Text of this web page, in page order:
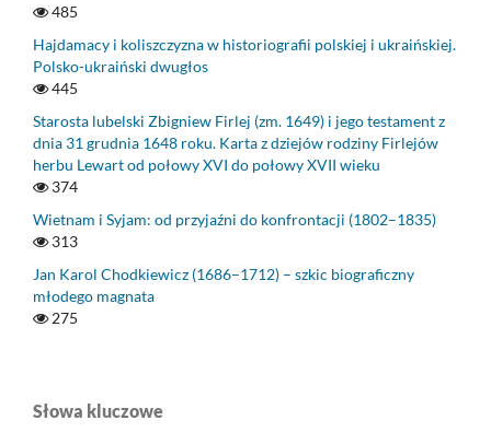
485
Hajdamacy i koliszczyzna w historiografii polskiej i ukraińskiej.
Polsko-ukraiński dwugłos
445
Starosta lubelski Zbigniew Firlej (zm. 1649) i jego testament z
dnia 31 grudnia 1648 roku. Karta z dziejów rodziny Firlejów
herbu Lewart od połowy XVI do połowy XVII wieku
374
Wietnam i Syjam: od przyjaźni do konfrontacji (1802–1835)
313
Jan Karol Chodkiewicz (1686–1712) – szkic biograficzny
młodego magnata
275
Słowa kluczowe